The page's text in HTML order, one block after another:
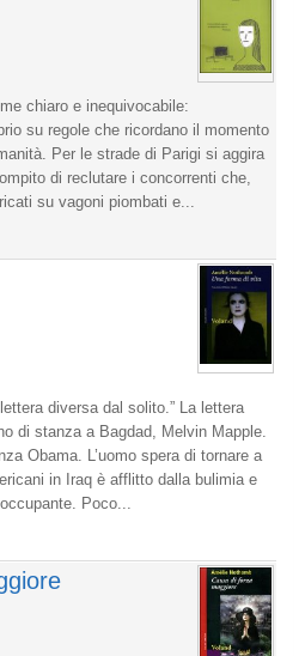
chiaro e inequivocabile:
su regole che ricordano il momento
Per le strade di Parigi si aggira
di reclutare i concorrenti che,
su vagoni piombati e...
diversa dal solito.” La lettera
di stanza a Bagdad, Melvin Mapple.
Obama. L’uomo spera di tornare a
in Iraq è afflitto dalla bulimia e
Poco...